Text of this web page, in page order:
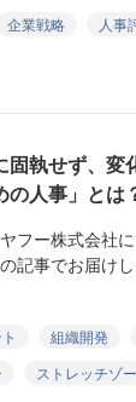
企業戦略
人事
固執せず、
の人事」とは
フー株式会社
記事でお届け
組織開発
ストレッチゾ